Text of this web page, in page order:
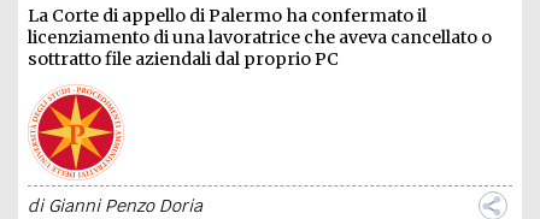
La Corte di appello di Palermo ha confermato il
licenziamento di una lavoratrice che aveva cancellato o
sottratto file aziendali dal proprio PC
diGianni Penzo Doria